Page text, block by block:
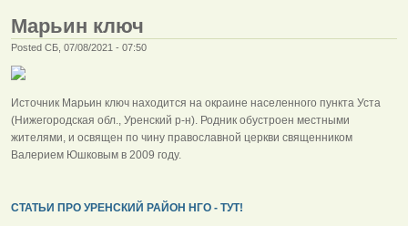
Марьин ключ
Posted СБ, 07/08/2021 - 07:50
Источник Марьин ключ находится на окраине населенного пункта Уста
(Нижегородская обл., Уренский р-н). Родник обустроен местными
жителями, и освящен по чину православной церкви священником
Валерием Юшковым в 2009 году.
СТАТЬИ ПРО УРЕНСКИЙ РАЙОН НГО - ТУТ!